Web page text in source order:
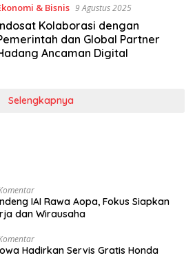
& Bisnis 9 Agustus 2025
Kolaborasi dengan
dan Global Partner
Ancaman Digital
Selengkapnya
IAI Rawa Aopa, Fokus Siapkan
dan Wirausaha
Hadirkan Servis Gratis Honda